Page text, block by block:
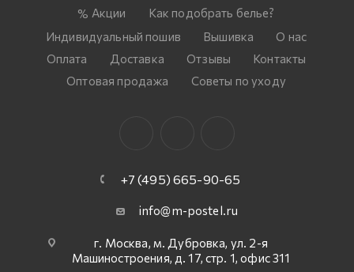
Акции
Как подобрать белье?
Индивидуальный пошив
Вышивка
О нас
Оплата
Доставка Отзывы
Контакты
Оптовая продажа
Советы по уходу
+7 (495) 665-90-65
info@m-postel.ru
г. Москва, м. Дубровка, ул. 2-я
Машиностроения, д. 17, стр. 1, офис 311